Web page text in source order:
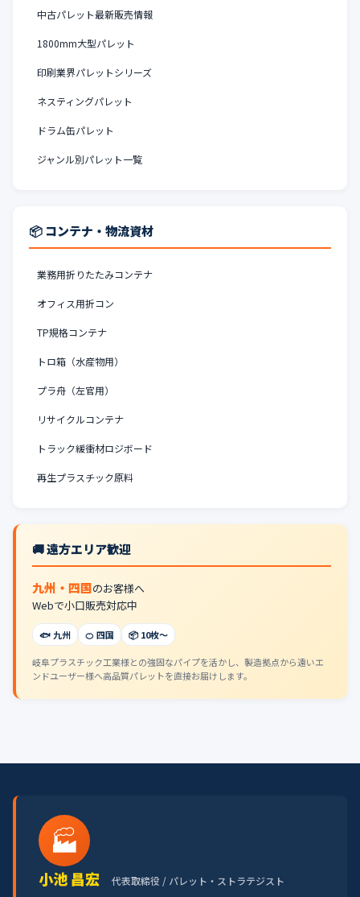
中古パレット最新販売情報
1800mm大型パレット
印刷業界パレットシリーズ
ネスティングパレット
ドラム缶パレット
ジャンル別パレット一覧
📦 コンテナ・物流資材
業務用折りたたみコンテナ
オフィス用折コン
TP規格コンテナ
トロ箱（水産物用）
プラ舟（左官用）
リサイクルコンテナ
トラック緩衝材ロジボード
再生プラスチック原料
🚚 遠方エリア歓迎
九州・四国のお客様へ
Webで小口販売対応中
🐟 九州 🍊 四国 📦 10枚〜
岐阜プラスチック工業様との強固なパイプを活かし、製造拠点から遠いエ
ンドユーザー様へ高品質パレットを直接お届けします。
🏭
小池 昌宏 代表取締役 / パレット・ストラテジスト